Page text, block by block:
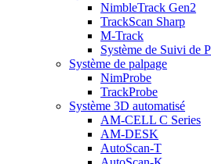
NimbleTrack Gen2
TrackScan Sharp
M-Track
Système de Suivi de
Système de palpage
NimProbe
TrackProbe
Système 3D automatisé
AM-CELL C Series
AM-DESK
AutoScan-T